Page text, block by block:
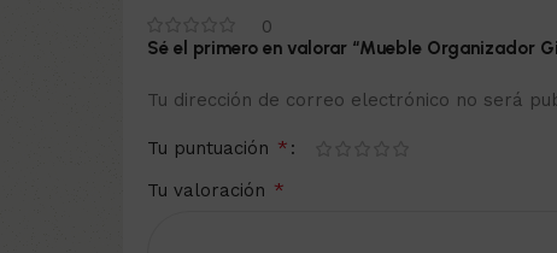
0
Sé el primero en valorar “Mueble Organizador
Tu dirección de correo electrónico no será
Tu puntuación *
Tu valoración *